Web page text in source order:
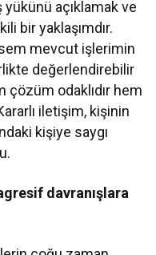
açıklamak ve
bir yaklaşımdır.
mevcut işlerimin
değerlendirebilir
çözüm odaklıdır hem
iletişim, kişinin
kişiye saygı
davranışlara